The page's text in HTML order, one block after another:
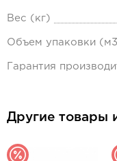
Вес (кг)
Объем упаковки
Гарантия
Другие товары